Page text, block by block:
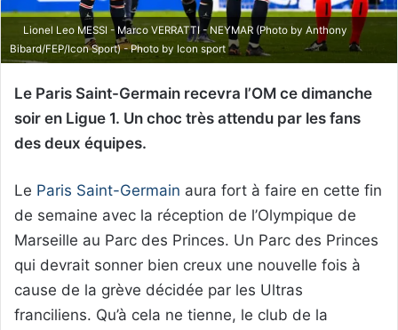
Lionel Leo MESSI - Marco VERRATTI - NEYMAR (Photo by Anthony
Bibard/FEP/Icon Sport) - Photo by Icon sport
Le Paris Saint-Germain recevra l’OM ce dimanche
soir en Ligue 1. Un choc très attendu par les fans
des deux équipes.
Le Paris Saint-Germain aura fort à faire en cette fin
de semaine avec la réception de l’Olympique de
Marseille au Parc des Princes. Un Parc des Princes
qui devrait sonner bien creux une nouvelle fois à
cause de la grève décidée par les Ultras
franciliens. Qu’à cela ne tienne, le club de la